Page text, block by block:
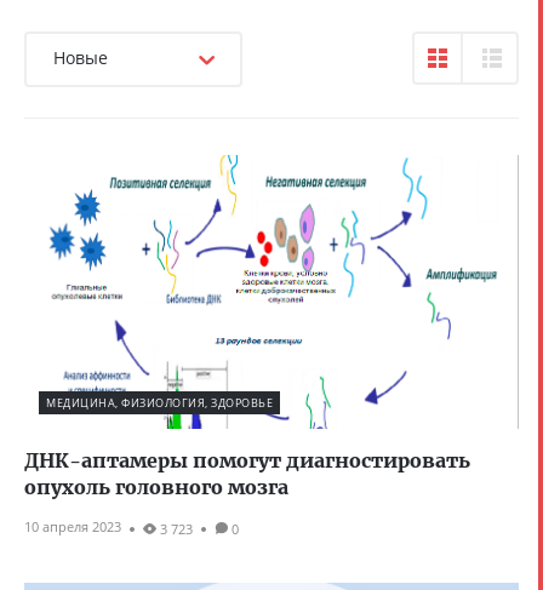
Новые
МЕДИЦИНА, ФИЗИОЛОГИЯ, ЗДОРОВЬЕ
ДНК-аптамеры помогут диагностировать
опухоль головного мозга
10 апреля 2023 3 723 0